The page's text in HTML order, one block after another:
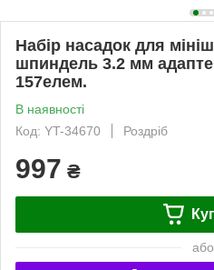
Набір насадок для
шпиндель 3.2 мм
157елем.
В наявності
Код: YT-34670
Роздріб
997 ₴
або